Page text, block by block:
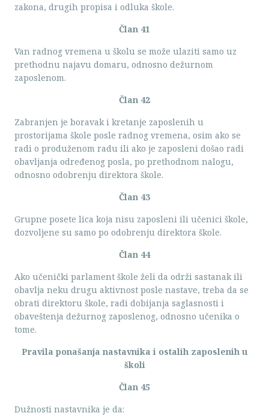
zakona, drugih propisa i odluka škole.
Član 41
Van radnog vremena u školu se može ulaziti samo uz
prethodnu najavu domaru, odnosno dežurnom
zaposlenom.
Član 42
Zabranjen je boravak i kretanje zaposlenih u
prostorijama škole posle radnog vremena, osim ako se
radi o produženom radu ili ako je zaposleni došao radi
obavljanja određenog posla, po prethodnom nalogu,
odnosno odobrenju direktora škole.
Član 43
Grupne posete lica koja nisu zaposleni ili učenici škole,
dozvoljene su samo po odobrenju direktora škole.
Član 44
Ako učenički parlament škole želi da održi sastanak ili
obavlja neku drugu aktivnost posle nastave, treba da se
obrati direktoru škole, radi dobijanja saglasnosti i
obaveštenja dežurnog zaposlenog, odnosno učenika o
tome.
Pravila ponašanja nastavnika i ostalih zaposlenih u
školi
Član 45
Dužnosti nastavnika je da: